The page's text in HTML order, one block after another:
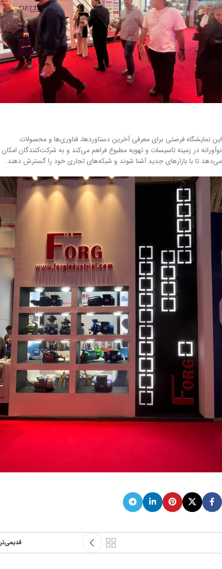
این نمایشگاه فرصتی برای معرفی آخرین دستاوردها، فناوری‌ها و محصولات
نوآورانه در زمینه تاسیسات و تهویه مطبوع فراهم می‌کند و به شرکت‌کنندگان امکان
می‌دهد تا با بازارهای جدید آشنا شوند و شبکه‌های تجاری خود را گسترش دهند.
قدیمی‌تر